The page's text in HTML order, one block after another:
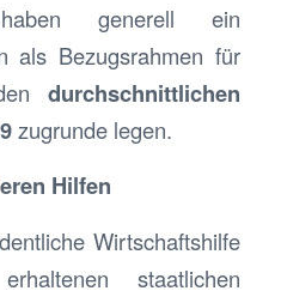
haben generell ein
als Bezugsrahmen für
durchschnittlichen
zugrunde legen.
Hilfen
Wirtschaftshilfe
staatlichen